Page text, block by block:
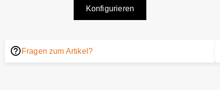
Konfigurieren
Fragen zum Artikel?